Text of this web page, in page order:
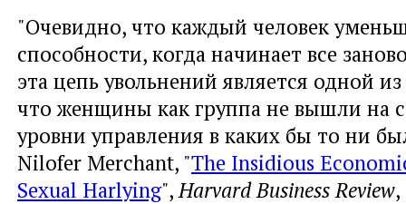
"Очевидно, что каждый человек
способности, когда начинает все
эта цепь увольнений является одной
что женщины как группа не вышли на
уровни управления в каких бы то ни
Nilofer Merchant, "The Insidious
Sexual Harlying", Harvard Business Review